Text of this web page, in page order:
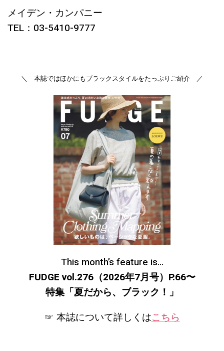
メイデン・カンパニー
TEL：03-5410-9777
＼ 本誌ではほかにもブラックスタイルをたっぷりご紹介 ／
This month’s feature is…
FUDGE vol.276（2026年7月号）P.66〜
特集「夏だから、ブラック！ 」
☞ 本誌について詳しくはこちら